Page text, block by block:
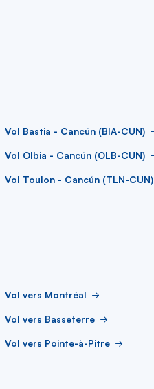
Vol Bastia - Cancún (BIA-CUN)
Vol Olbia - Cancún (OLB-CUN)
Vol Toulon - Cancún (TLN-CUN)
Vol vers Montréal
Vol vers Basseterre
Vol vers Pointe-à-Pitre